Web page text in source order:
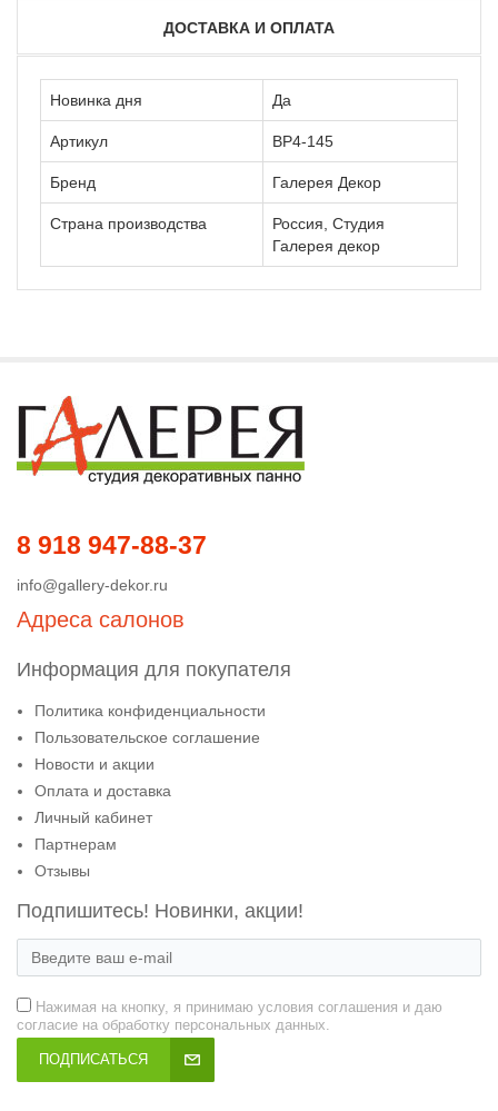
ДОСТАВКА И ОПЛАТА
Новинка дня Да
Артикул ВР4-145
Бренд Галерея Декор
Страна производства
Россия, Студия
Галерея декор
8 918 947-88-37
info@gallery-dekor.ru
Адреса салонов
Информация для покупателя
Политика конфиденциальности
Пользовательское соглашение
Новости и акции
Оплата и доставка
Личный кабинет
Партнерам
Отзывы
Подпишитесь! Новинки, акции!
Нажимая на кнопку, я принимаю условия соглашения и даю
согласие на обработку персональных данных.
ПОДПИСАТЬСЯ